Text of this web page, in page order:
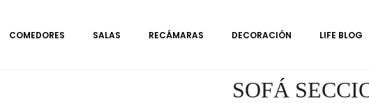
COMEDORES SALAS RECÁMARAS DECORACIÓN LIFE BLOG
SOFÁ